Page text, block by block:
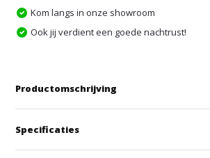
Kom langs in onze showroom
Ook jij verdient een goede nachtrust!
Productomschrijving
Specificaties